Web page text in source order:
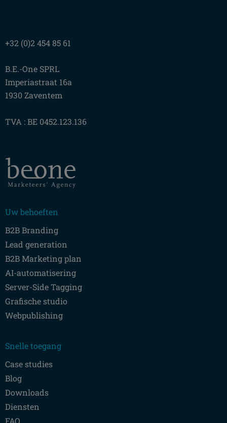
+32 (0)2 454 85 61
B.E.-One SPRL
Imperiastraat 16a
1930 Zaventem
TVA : BE 0452.123.136
Uw behoeften
B2B Branding
Lead generation
B2B Marketing plan
AI-automatisering
Server-Side Tagging
Grafische studio
Webpublishing
Snelle toegang
Case studies
Blog
Downloads
Diensten
FAQ